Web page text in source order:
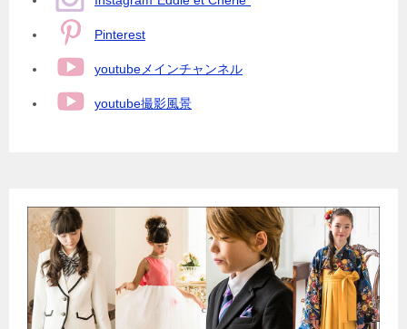
Pinterest
youtubeメインチャンネル
youtube撮影風景